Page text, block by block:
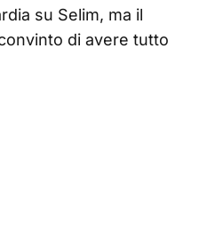
su Selim, ma il
di avere tutto